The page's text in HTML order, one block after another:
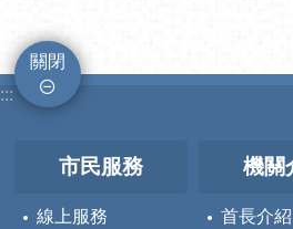
關閉
:::
市民服務
線上服務
機關
首長介紹